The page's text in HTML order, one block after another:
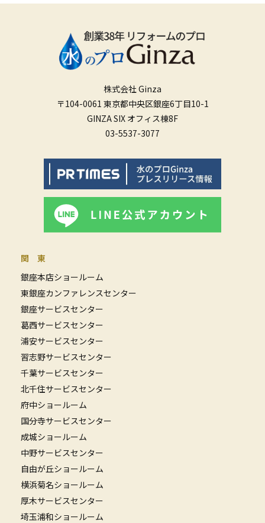
株式会社 Ginza
〒104-0061 東京都中央区銀座6丁目10-1
GINZA SIX オフィス棟8F
03-5537-3077
関 東
銀座本店ショールーム
東銀座カンファレンスセンター
銀座サービスセンター
葛西サービスセンター
浦安サービスセンター
習志野サービスセンター
千葉サービスセンター
北千住サービスセンター
府中ショールーム
国分寺サービスセンター
成城ショールーム
中野サービスセンター
自由が丘ショールーム
横浜菊名ショールーム
厚木サービスセンター
埼玉浦和ショールーム